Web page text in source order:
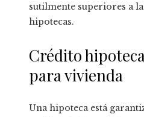
sutilmente superiores a
hipotecas.
Crédito
para vivienda
Una hipoteca está